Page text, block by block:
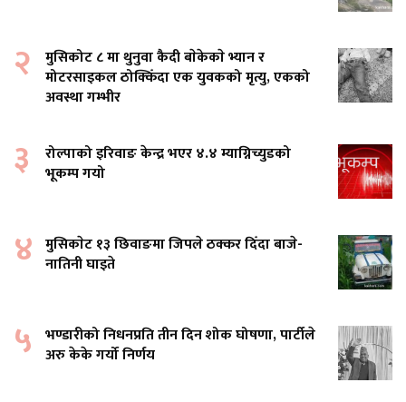
२
मुसिकोट ८ मा थुनुवा कैदी बाेकेकाे भ्यान र
मोटरसाइकल ठोक्किँदा एक युवकको मृत्यु, एकको
अवस्था गम्भीर
३
रोल्पाको इरिवाङ केन्द्र भएर ४.४ म्याग्निच्युडको
भूकम्प गयो
४ मुसिकाेट १३ छिवाङमा जिपले ठक्कर दिँदा बाजे-
नातिनी घाइते
५ भण्डारीको निधनप्रति तीन दिन शोक घोषणा, पार्टीले
अरु केके गर्यो निर्णय